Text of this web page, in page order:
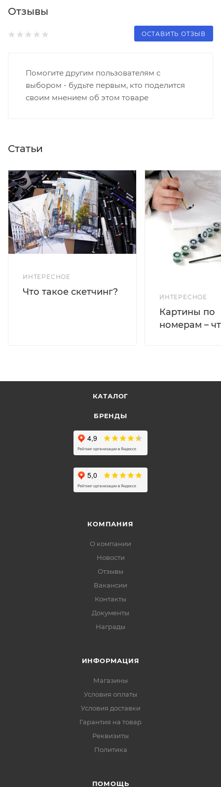
Отзывы
ОСТАВИТЬ ОТЗЫВ
Помогите другим пользователям с
выбором - будьте первым, кто поделится
своим мнением об этом товаре
Статьи
ИНТЕРЕСНОЕ
Что такое скетчинг?
ИНТЕРЕСНОЕ
Картины по
номерам –
КАТАЛОГ
БРЕНДЫ
КОМПАНИЯ
О компании
Новости
Отзывы
Вакансии
Контакты
Документы
Награды
ИНФОРМАЦИЯ
Магазины
Условия оплаты
Условия доставки
Гарантия на товар
Реквизиты
Политика
ПОМОЩЬ